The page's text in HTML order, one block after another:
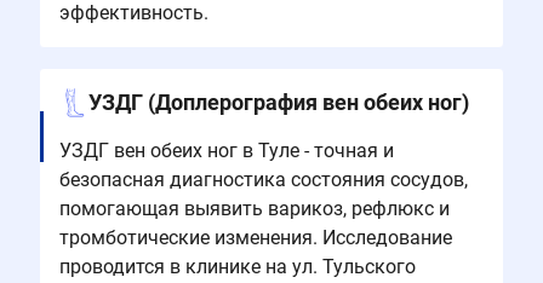
эффективность.
УЗДГ (Доплерография вен обеих ног)
УЗДГ вен обеих ног в Туле - точная и
безопасная диагностика состояния сосудов,
помогающая выявить варикоз, рефлюкс и
тромботические изменения. Исследование
проводится в клинике на ул. Тульского